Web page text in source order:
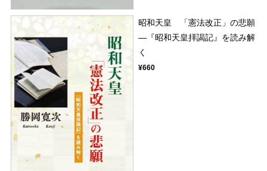
昭和天皇 「憲法改正」の悲願
―『昭和天皇拝謁記』を読み解
く
¥660